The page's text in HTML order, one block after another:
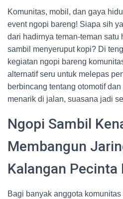
Komunitas, mobil, dan gaya
event ngopi bareng! Siapa sih
dari hadirnya teman-teman satu
sambil menyeruput kopi? Di
kegiatan ngopi bareng
alternatif seru untuk melepas
berbincang tentang otomotif
menarik di jalan, suasana jadi
Ngopi Sambil
Membangun
Kalangan Pecinta
Bagi banyak anggota